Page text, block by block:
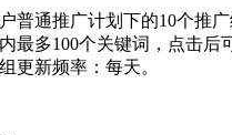
普通推广计划下的10个推
最多100个关键词，点击后
更新频率：每天。